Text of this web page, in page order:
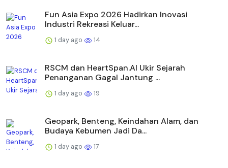
Fun Asia Expo 2026 Hadirkan Inovasi
Industri Rekreasi Keluar...
1 day ago 14
RSCM dan HeartSpan.AI Ukir Sejarah
Penanganan Gagal Jantung ...
1 day ago 19
Geopark, Benteng, Keindahan Alam, dan
Budaya Kebumen Jadi Da...
1 day ago 17